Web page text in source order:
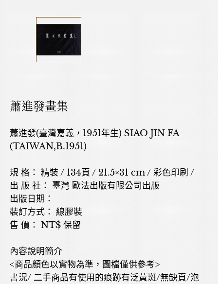
蕭進發畫集
蕭進發(臺灣嘉義，1951年生) SIAO JIN FA
(TAIWAN,B.1951)
規 格： 精裝 / 134頁 / 21.5×31 cm / 彩色印刷 /
出 版 社： 臺灣 歐法出版有限公司出版
出版日期：
裝訂方式： 線膠裝
售 價： NT$ 保留
內容說明簡介
<商品顏色以實物為準，圖檔僅供參考>
書況/ 二手商品有使用的痕跡有泛黃斑/無缺頁/泡